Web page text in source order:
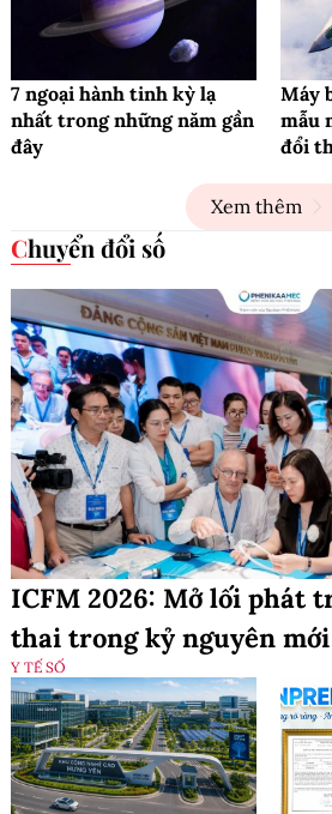
7 ngoại hành tinh kỳ lạ
nhất trong những năm gần
đây
Máy
mẫu
đổi
Xem thêm
Chuyển đổi số
ICFM 2026: Mở lối phát
thai trong kỷ nguyên mới
Y TẾ SỐ